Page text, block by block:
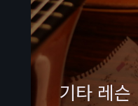
기타 레슨